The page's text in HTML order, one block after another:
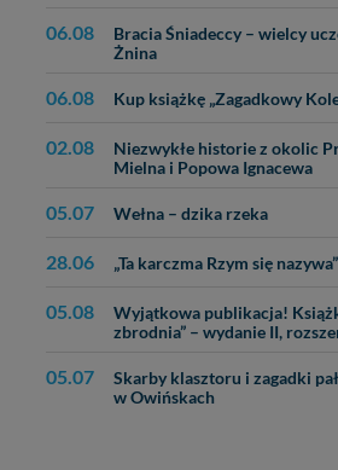
06.08
Bracia Śniadeccy – wielcy
Żnina
06.08 Kup książkę „Zagadkowy
02.08
Niezwykłe historie z okolic
Mielna i Popowa Ignacewa
05.07 Wełna – dzika rzeka
28.06 „Ta karczma Rzym się nazywa”
05.08
Wyjątkowa publikacja!
zbrodnia” – wydanie II,
05.07
Skarby klasztoru i zagadki
w Owińskach